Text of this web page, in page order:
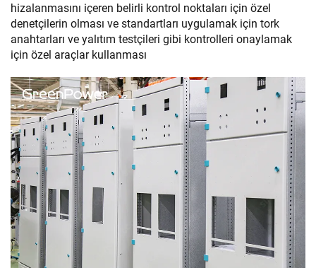
hizalanmasını içeren belirli kontrol noktaları için özel
denetçilerin olması ve standartları uygulamak için tork
anahtarları ve yalıtım testçileri gibi kontrolleri onaylamak
için özel araçlar kullanması